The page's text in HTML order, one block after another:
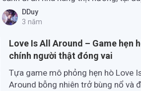
chơi có thể tự do nướng các loại thịt
DDuy
3 năm
Love Is All Around – Game hẹn
chính người thật đóng vai
Tựa game mô phỏng hẹn hò Love
Around bỗng nhiên trở bùng nổ và